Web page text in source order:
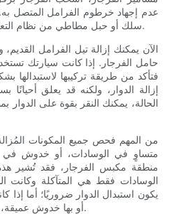
عدم إجهاد خرطوم الفرامل المتصل به.
سلك أو حبل مطاطي من نظام التعليق لتجنب إجهاد أنابيب الفرامل.
الآن يمكنك إزالة تيل الفرامل
حامل الفرجار. إذا كانت سيارتك
فتأكد من طريقة تركيبها لاستبدالها
إزالة الدوار، ولكنه قد يعلق
الحالة، يمكنك النقر بقوة على
من المهم فحص جميع المكونات
متساوٍ في الوسادات، أو خدوش في
منطقة مكبس الفرجار، فقد تُشير
الوسادات فقط هي المتآكلة وكانت
يكون استبدال الدوار ضروريًا؛ أما
أو بها خدوش عميقة، فيُنصح باستبدالها أو إعادة طلائها.